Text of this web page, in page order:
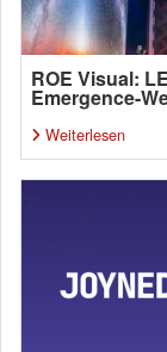
ROE Visual:
Emergence-
Weiterlesen